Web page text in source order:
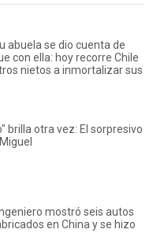
abuela se dio cuenta de
con ella: hoy recorre Chile
nietos a inmortalizar sus
brilla otra vez: El sorpresivo
mostró seis autos
en China y se hizo